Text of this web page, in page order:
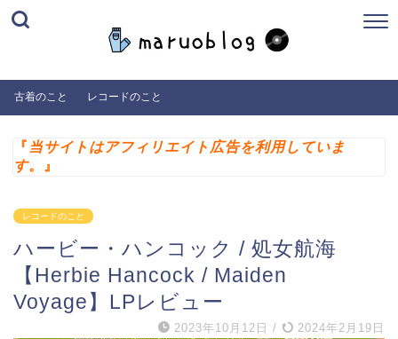
古着のこと レコードのこと
『 当サイトはアフィリエイト広告を利用していま
す。』
レコードのこと
ハービー・ハンコック / 処女航海
【Herbie Hancock / Maiden
Voyage】LPレビュー
2023年10月12日 / 2024年2月19日